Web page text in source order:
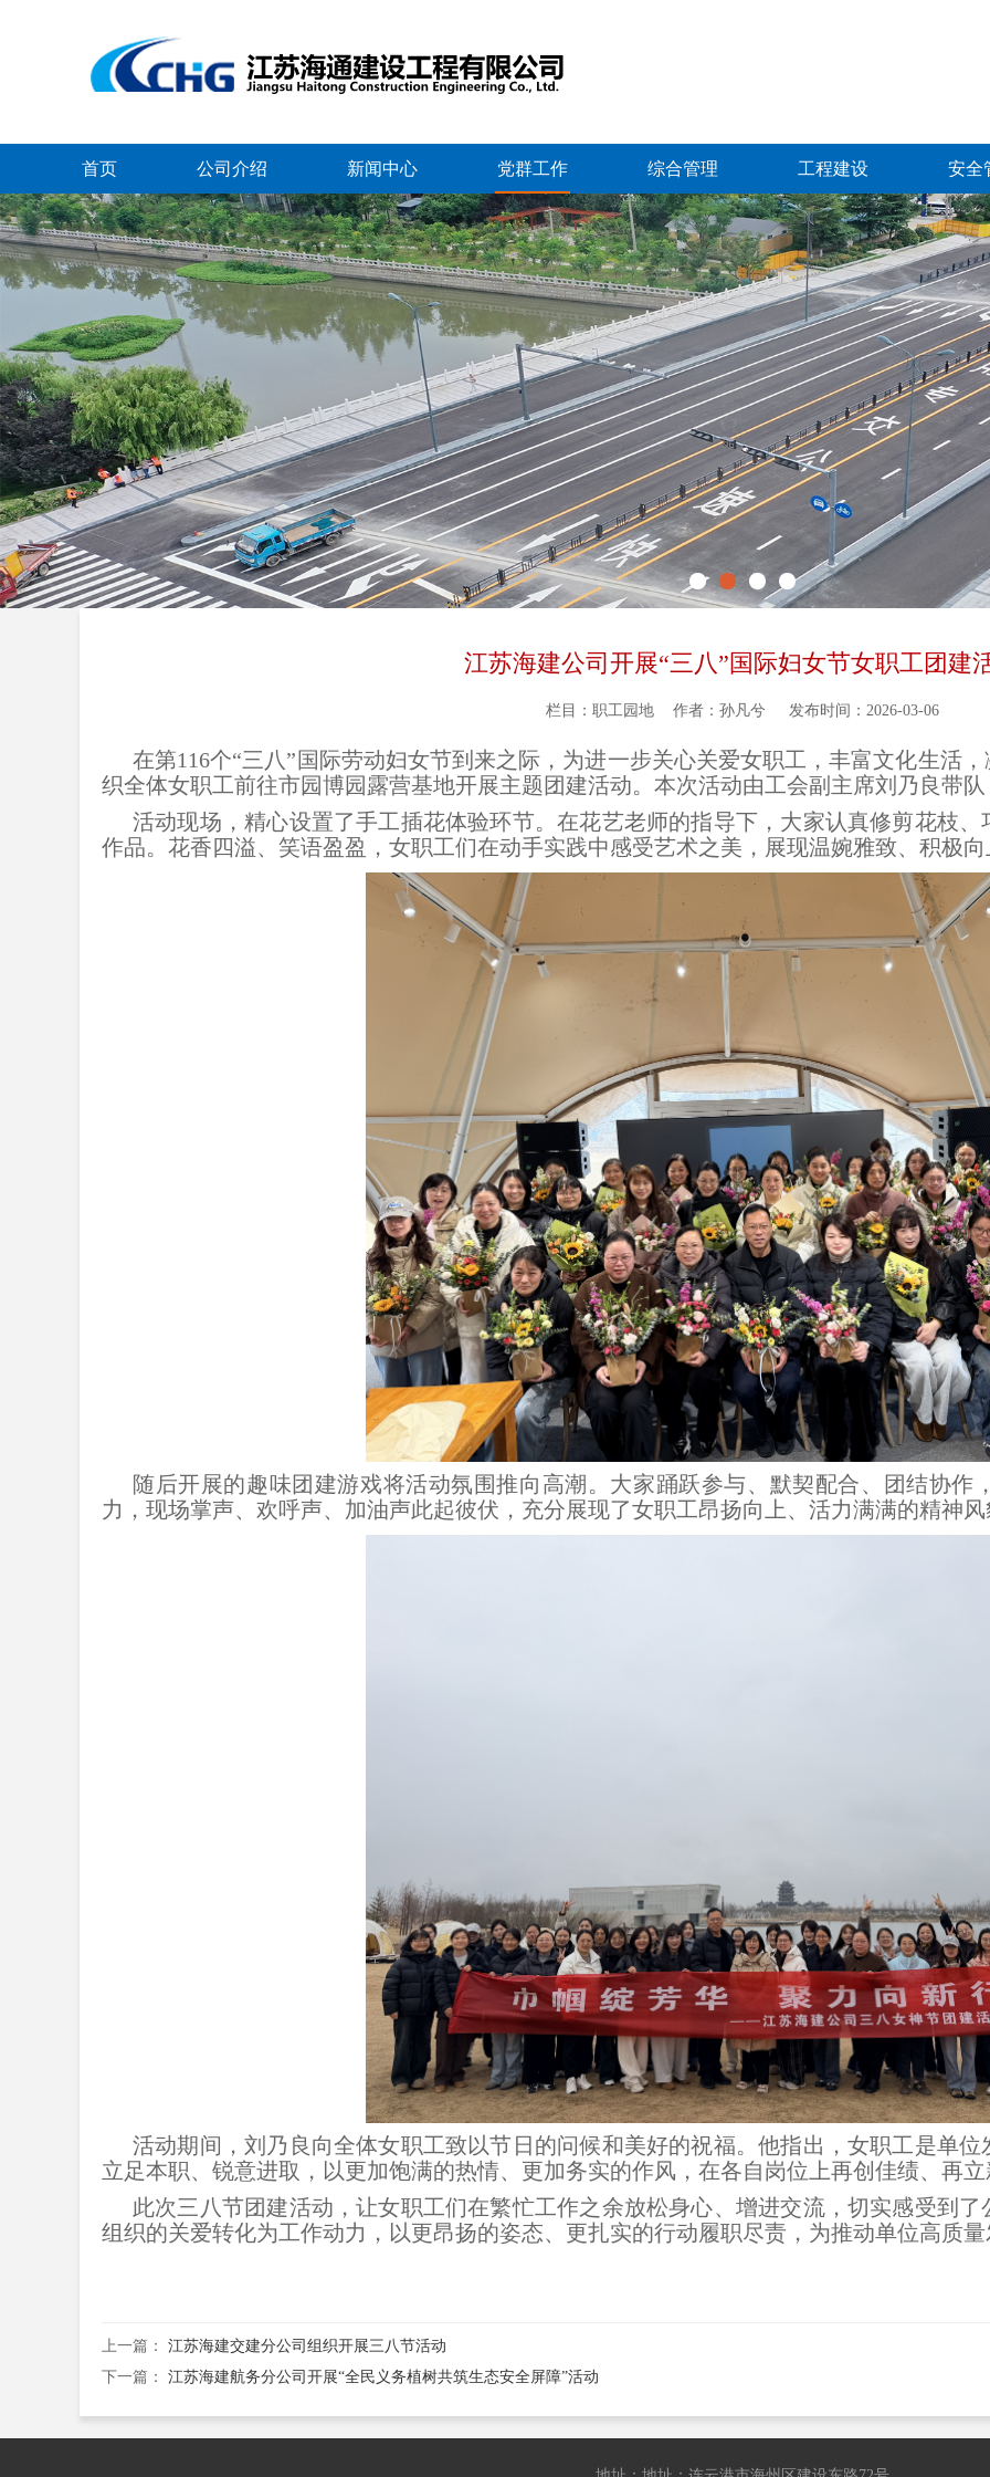
首页 公司介绍 新闻中心 党群工作 综合管理 工程建设 安全
江苏海建公司开展“三八”国际妇女节女职工团建
栏目：职工园地 作者：孙凡兮 发布时间：2026-03-06
在第11 6个“三八”国际劳动妇女节到来之际，为进一步关心关爱女职工，丰富文化生活
织全体女职工前往市园博园露营基地开展主题团建活动。本次活动由工会副主席刘乃良带
活动现场，精心设置了手工插花体验环节。在花艺老师的指导下，大家认真修剪花枝
作品。花香四溢、笑语盈盈，女职工们在动手实践中感受艺术之美，展现温婉雅致、积极
随后开展的趣味团建游戏将活动氛围推向高潮。大家踊跃参与、默契配合、团结协作
力，现场掌声、欢呼声、加油声此起彼伏，充分展现了女职工昂扬向上、活力满满的精神
活动期间，刘乃良向全体女职工致以节日的问候和美好的祝福。他指出，女职工是单
立足本职、锐意进取，以更加饱满的热情、更加务实的作风，在各自岗位上再创佳绩、再
此次三八节团建活动，让女职工们在繁忙工作之余放松身心、增进交流，切实感受到
组织的关爱转化为工作动力，以更昂扬的姿态、更扎实的行动履职尽责，为推动单位高质
上一篇： 江苏海建交建分公司组织开展三八节活动
下一篇： 江苏海建航务分公司开展“全民义务植树共筑生态安全屏障”活动